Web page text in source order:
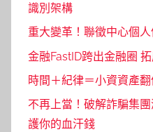
識別架構
重大變革！聯徵中心個
金融FastID跨出金融圈
時間＋紀律＝小資資產
不再上當！破解詐騙集
護你的血汗錢